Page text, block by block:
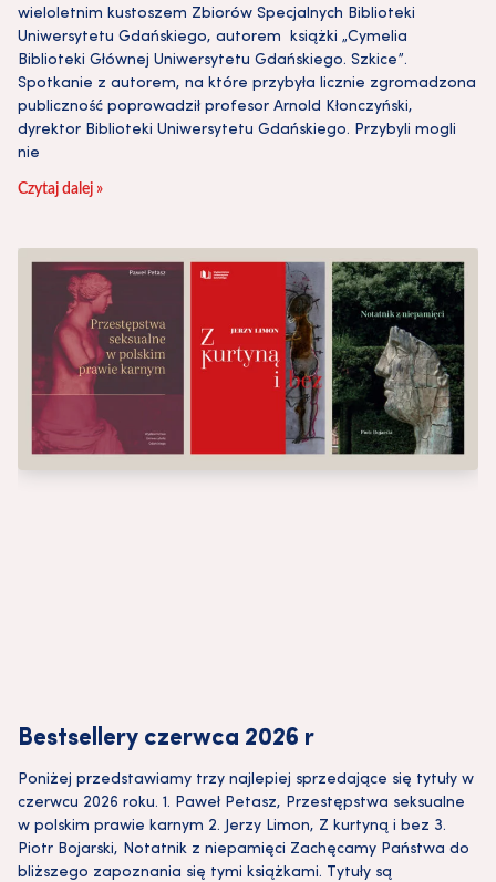
wieloletnim kustoszem Zbiorów Specjalnych Biblioteki
Uniwersytetu Gdańskiego, autorem książki „Cymelia
Biblioteki Głównej Uniwersytetu Gdańskiego. Szkice”.
Spotkanie z autorem, na które przybyła licznie zgromadzona
publiczność poprowadził profesor Arnold Kłonczyński,
dyrektor Biblioteki Uniwersytetu Gdańskiego. Przybyli mogli
nie
Czytaj dalej »
Bestsellery czerwca 2026 r
Poniżej przedstawiamy trzy najlepiej sprzedające się tytuły w
czerwcu 2026 roku. 1. Paweł Petasz, Przestępstwa seksualne
w polskim prawie karnym 2. Jerzy Limon, Z kurtyną i bez 3.
Piotr Bojarski, Notatnik z niepamięci Zachęcamy Państwa do
bliższego zapoznania się tymi książkami. Tytuły są